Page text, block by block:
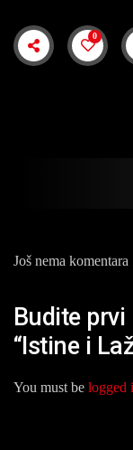
0
Još nema komentara
Budite
“Istine i
You must be logged